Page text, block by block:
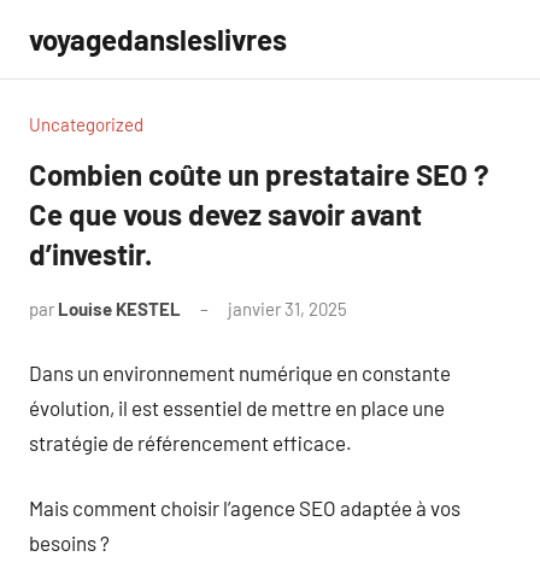
contenu
voyagedansleslivres
Uncategorized
Combien coûte un prestataire SEO ?
Ce que vous devez savoir avant
d’investir.
par Louise KESTEL janvier 31, 2025
Dans un environnement numérique en constante
évolution, il est essentiel de mettre en place une
stratégie de référencement efficace.
Mais comment choisir l’agence SEO adaptée à vos
besoins ?